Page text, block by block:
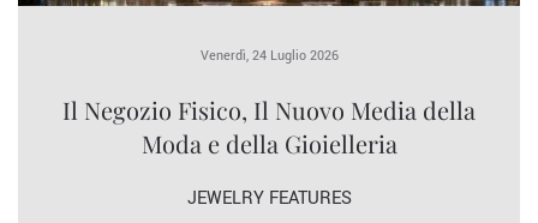
Venerdì, 24 Luglio 2026
Il Negozio Fisico, Il Nuovo Media della
Moda e della Gioielleria
JEWELRY FEATURES